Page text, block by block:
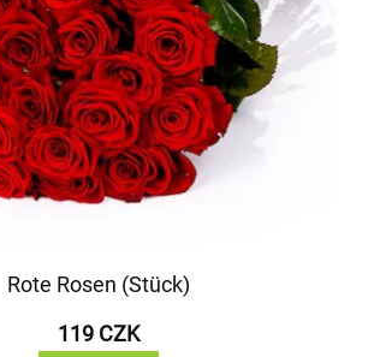
Rote Rosen (Stück)
119 CZK